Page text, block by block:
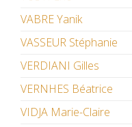
VABRE Yanik
VASSEUR Stéphanie
VERDIANI Gilles
VERNHES Béatrice
VIDJA Marie-Claire